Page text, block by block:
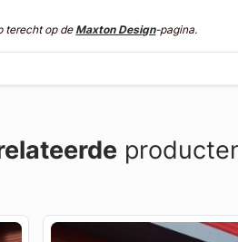
terecht op deMaxton Design-pagina.